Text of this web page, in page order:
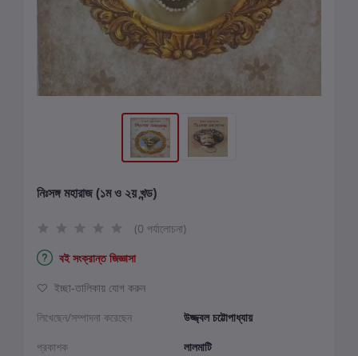
নিঃসঙ্গ মহারাজ (১ম ও ২য় খন্ড)
(0 পর্যালোচনা)
বই সংক্রান্ত জিজ্ঞাসা
ইচ্ছা-তালিকায় যোগ করুন
লিখেছেন/সম্পাদনা করেছেন
উজ্জ্বল চট্টোপাধ্যায়
প্রকাশক
লালমাটি